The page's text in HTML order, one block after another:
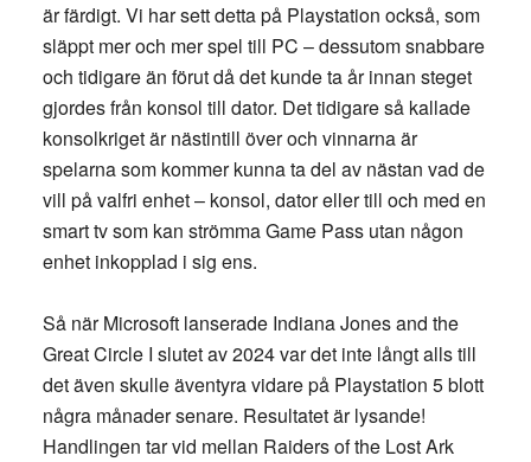
är färdigt. Vi har sett detta på Playstation också, som
släppt mer och mer spel till PC – dessutom snabbare
och tidigare än förut då det kunde ta år innan steget
gjordes från konsol till dator. Det tidigare så kallade
konsolkriget är nästintill över och vinnarna är
spelarna som kommer kunna ta del av nästan vad de
vill på valfri enhet – konsol, dator eller till och med en
smart tv som kan strömma Game Pass utan någon
enhet inkopplad i sig ens.
Så när Microsoft lanserade Indiana Jones and the
Great Circle I slutet av 2024 var det inte långt alls till
det även skulle äventyra vidare på Playstation 5 blott
några månader senare. Resultatet är lysande!
Handlingen tar vid mellan Raiders of the Lost Ark